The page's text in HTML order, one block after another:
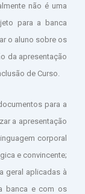
não é uma
para a banca
o aluno sobre os
da apresentação
de Curso.
para a
a apresentação
corporal
e convincente;
geral aplicadas à
banca e com os